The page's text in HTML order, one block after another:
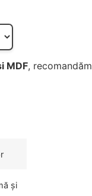
MDF, recomandăm
și